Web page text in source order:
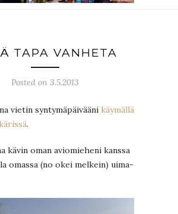
TAPA VANHETA
Posted on 3.5.2013
vietin syntymäpäivääni käymällä
.
kävin oman aviomieheni kanssa
omassa (no okei melkein) uima-